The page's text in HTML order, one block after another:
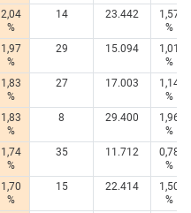
2,04
%
14 23.442
1,57
%
1,97
%
29 15.094
1,01
%
1,83
%
27 17.003
1,14
%
1,83
%
8 29.400
1,96
%
1,74
%
35 11.712
0,78
%
1,70
%
15 22.414
1,50
%